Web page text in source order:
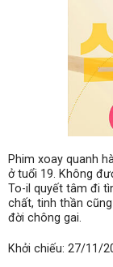
Phim xoay quanh
ở tuổi 19. Không
To-il quyết tâm đi
chất, tinh thần
đời chông gai.
Khởi chiếu: 27/11/